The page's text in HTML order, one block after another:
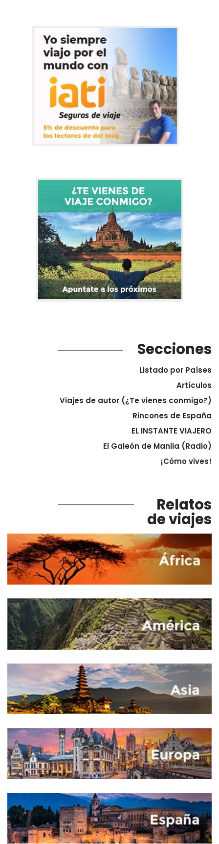
Secciones
Listado por Países
Artículos
Viajes de autor (¿Te vienes conmigo?)
Rincones de España
EL INSTANTE VIAJERO
El Galeón de Manila (Radio)
¡Cómo vives!
Relatos
de viajes